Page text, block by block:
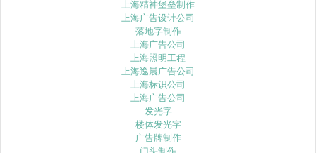
上海精神堡垒制作
上海广告设计公司
落地字制作
上海广告公司
上海照明工程
上海逸晨广告公司
上海标识公司
上海广告公司
发光字
楼体发光字
广告牌制作